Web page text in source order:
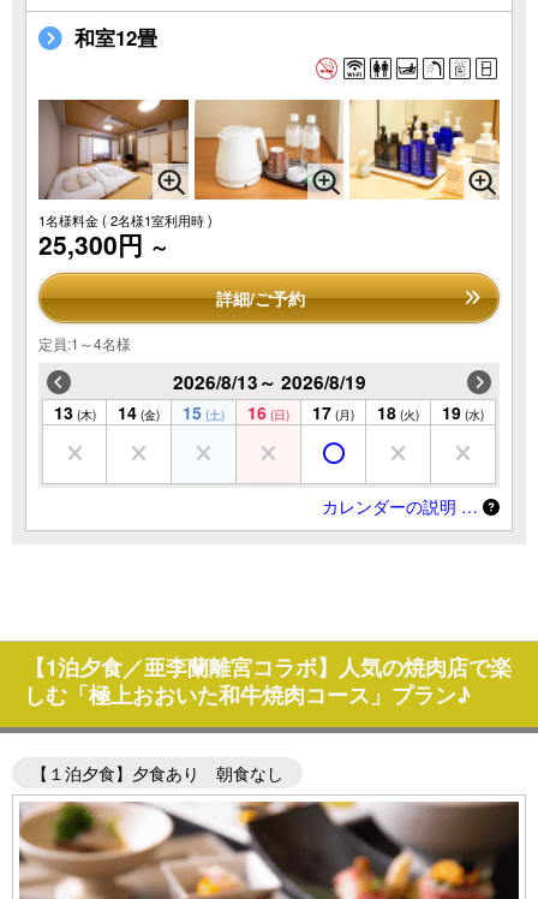
和室12畳
1名様料金( 2名様1室利用時 )
25,300円 ～
詳細/ご予約
定員:1～4名様
2026/8/13～ 2026/8/19
13 (木) 14 (金) 15 (土) 16 (日) 17 (月) 18 (火) 19 (水)
カレンダーの説明 …
【1泊夕食／亜李蘭離宮コラボ】人気の焼肉店で楽
しむ「極上おおいた和牛焼肉コース」プラン♪
【１泊夕食】夕食あり 朝食なし